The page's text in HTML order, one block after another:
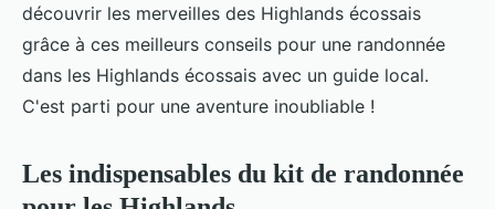
découvrir les merveilles des Highlands écossais
grâce à ces meilleurs conseils pour une randonnée
dans les Highlands écossais avec un guide local.
C'est parti pour une aventure inoubliable !
Les indispensables du kit de randonnée